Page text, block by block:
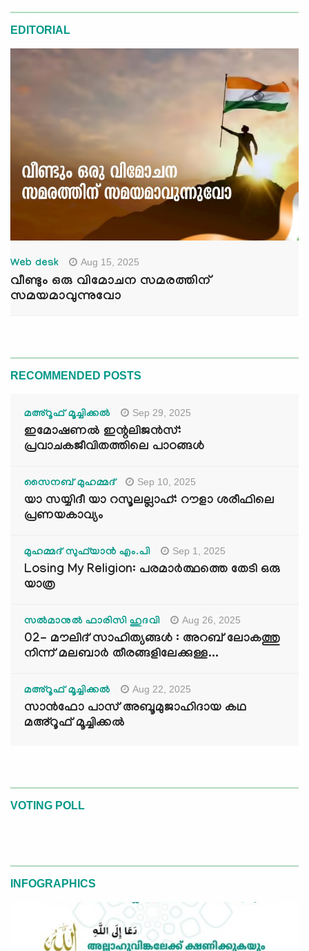
EDITORIAL
Web desk Aug 15, 2025
വീണ്ടും ഒരു വിമോചന സമരത്തിന്
സമയമാവുന്നുവോ
RECOMMENDED POSTS
മഅ്റൂഫ് മൂച്ചിക്കല്‍ Sep 29, 2025
ഇമോഷണൽ ഇന്റലിജൻസ്:
പ്രവാചകജീവിതത്തിലെ പാഠങ്ങൾ
സൈനബ് മുഹമ്മദ് Sep 10, 2025
യാ സയ്യിദീ യാ റസൂലല്ലാഹ്: റൗളാ ശരീഫിലെ
പ്രണയകാവ്യം
മുഹമ്മദ് സുഫ്‌യാൻ എം.പി Sep 1, 2025
Losing My Religion: പരമാർത്ഥത്തെ തേടി ഒരു
യാത്ര
സൽമാനുൽ ഫാരിസി ഹുദവി Aug 26, 2025
02- മൗലിദ് സാഹിത്യങ്ങൾ : അറബ് ലോകത്തു
നിന്ന് മലബാർ തീരങ്ങളിലേക്കുള്ള...
മഅ്റൂഫ് മൂച്ചിക്കല്‍ Aug 22, 2025
സാൻഫോ പാസ് അബൂമുജാഹിദായ കഥ
മഅ്റൂഫ് മൂച്ചിക്കല്‍
VOTING POLL
INFOGRAPHICS